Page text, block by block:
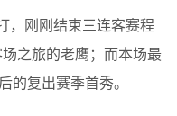
，刚刚结束三连客赛程
之旅的老鹰；而本场最
的复出赛季首秀。